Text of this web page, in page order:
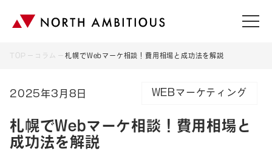
TOP コラム 札幌でWebマーケ相談！費用相場と成功法を解説
2025年3月8日 WEBマーケティング
札幌でWebマーケ相談！費用相場と
成功法を解説